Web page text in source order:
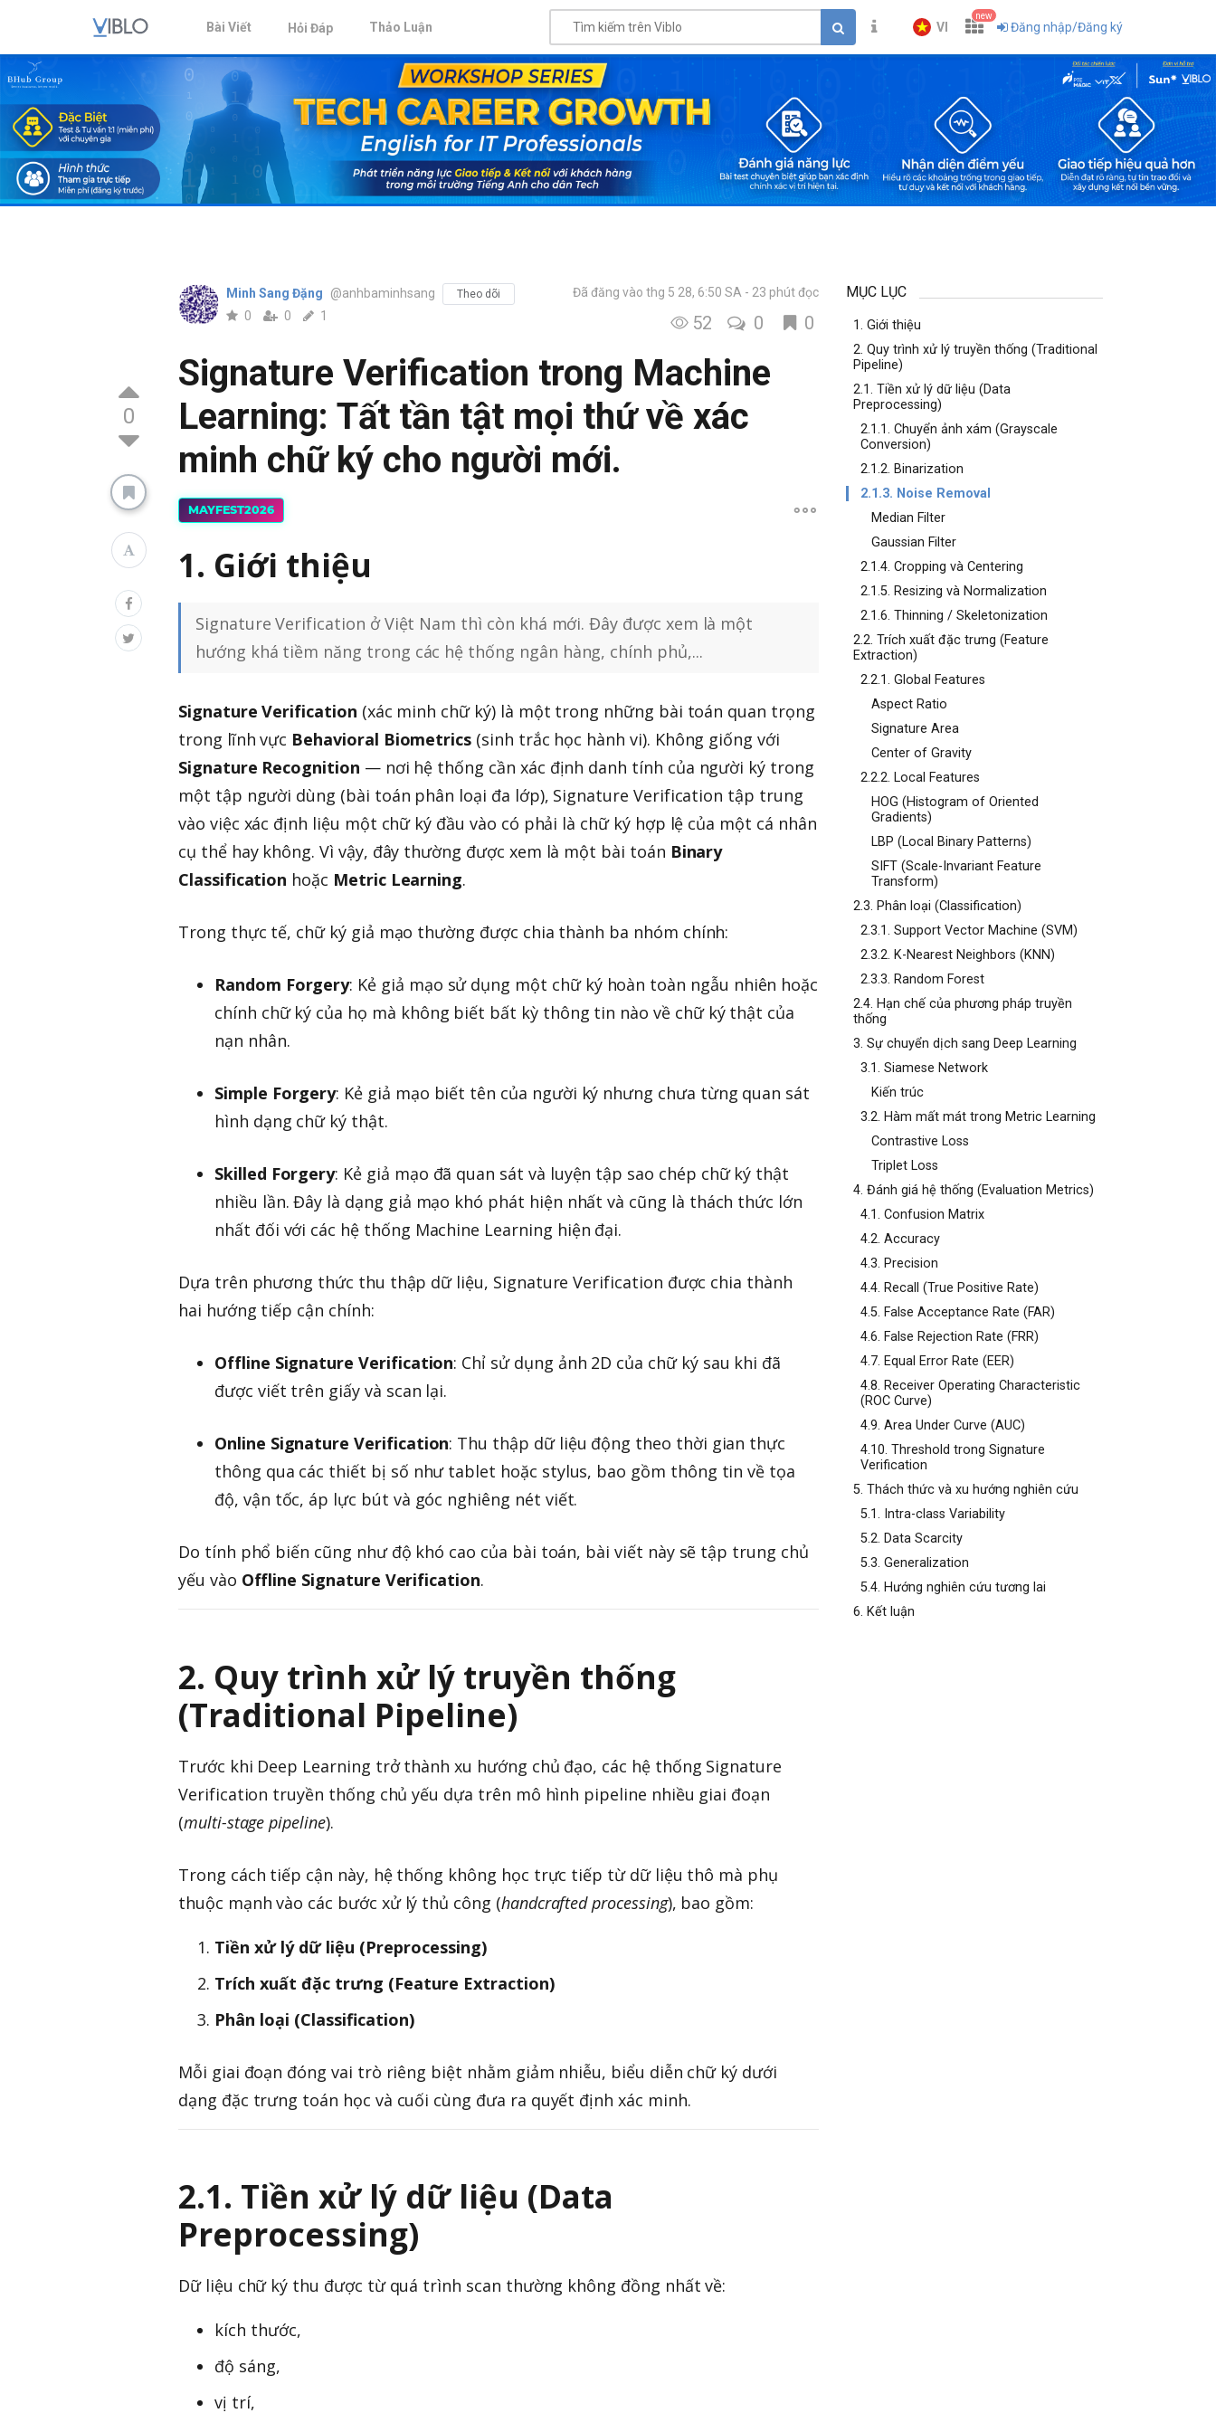
Bài Viết Hỏi Đáp Thảo Luận VI
new
Đăng nhập/Đăng ký
0
Minh Sang Đặng @anhbaminhsang Theo dõi
0 0 1
Đã đăng vào thg 5 28, 6:50 SA 23 phút đọc
52 0 0
Signature Verification trong Machine
Learning: Tất tần tật mọi thứ về xác
minh chữ ký cho người mới.
MAYFEST2026
1. Giới thiệu
Signature Verification ở Việt Nam thì còn khá mới. Đây được xem là một
hướng khá tiềm năng trong các hệ thống ngân hàng, chính phủ,...
Signature Verification (xác minh chữ ký) là một trong những bài toán quan trọng
trong lĩnh vực Behavioral Biometrics (sinh trắc học hành vi). Không giống với
Signature Recognition — nơi hệ thống cần xác định danh tính của người ký trong
một tập người dùng (bài toán phân loại đa lớp), Signature Verification tập trung
vào việc xác định liệu một chữ ký đầu vào có phải là chữ ký hợp lệ của một cá nhân
cụ thể hay không. Vì vậy, đây thường được xem là một bài toán Binary
Classification hoặc Metric Learning.
Trong thực tế, chữ ký giả mạo thường được chia thành ba nhóm chính:
Random Forgery: Kẻ giả mạo sử dụng một chữ ký hoàn toàn ngẫu nhiên hoặc
chính chữ ký của họ mà không biết bất kỳ thông tin nào về chữ ký thật của
nạn nhân.
Simple Forgery: Kẻ giả mạo biết tên của người ký nhưng chưa từng quan sát
hình dạng chữ ký thật.
Skilled Forgery: Kẻ giả mạo đã quan sát và luyện tập sao chép chữ ký thật
nhiều lần. Đây là dạng giả mạo khó phát hiện nhất và cũng là thách thức lớn
nhất đối với các hệ thống Machine Learning hiện đại.
Dựa trên phương thức thu thập dữ liệu, Signature Verification được chia thành
hai hướng tiếp cận chính:
Offline Signature Verification: Chỉ sử dụng ảnh 2D của chữ ký sau khi đã
được viết trên giấy và scan lại.
Online Signature Verification: Thu thập dữ liệu động theo thời gian thực
thông qua các thiết bị số như tablet hoặc stylus, bao gồm thông tin về tọa
độ, vận tốc, áp lực bút và góc nghiêng nét viết.
Do tính phổ biến cũng như độ khó cao của bài toán, bài viết này sẽ tập trung chủ
yếu vào Offline Signature Verification.
2. Quy trình xử lý truyền thống
(Traditional Pipeline)
Trước khi Deep Learning trở thành xu hướng chủ đạo, các hệ thống Signature
Verification truyền thống chủ yếu dựa trên mô hình pipeline nhiều giai đoạn
(multi-stage pipeline).
Trong cách tiếp cận này, hệ thống không học trực tiếp từ dữ liệu thô mà phụ
thuộc mạnh vào các bước xử lý thủ công (handcrafted processing), bao gồm:
Tiền xử lý dữ liệu (Preprocessing)
Trích xuất đặc trưng (Feature Extraction)
Phân loại (Classification)
Mỗi giai đoạn đóng vai trò riêng biệt nhằm giảm nhiễu, biểu diễn chữ ký dưới
dạng đặc trưng toán học và cuối cùng đưa ra quyết định xác minh.
2.1. Tiền xử lý dữ liệu (Data
Preprocessing)
Dữ liệu chữ ký thu được từ quá trình scan thường không đồng nhất về:
kích thước,
độ sáng,
vị trí,
MỤC LỤC
1. Giới thiệu
2. Quy trình xử lý truyền thống (Traditional
Pipeline)
2.1. Tiền xử lý dữ liệu (Data
Preprocessing)
2.1.1. Chuyển ảnh xám (Grayscale
Conversion)
2.1.2. Binarization
2.1.3. Noise Removal
Median Filter
Gaussian Filter
2.1.4. Cropping và Centering
2.1.5. Resizing và Normalization
2.1.6. Thinning / Skeletonization
2.2. Trích xuất đặc trưng (Feature
Extraction)
2.2.1. Global Features
Aspect Ratio
Signature Area
Center of Gravity
2.2.2. Local Features
HOG (Histogram of Oriented
Gradients)
LBP (Local Binary Patterns)
SIFT (Scale-Invariant Feature
Transform)
2.3. Phân loại (Classification)
2.3.1. Support Vector Machine (SVM)
2.3.2. K-Nearest Neighbors (KNN)
2.3.3. Random Forest
2.4. Hạn chế của phương pháp truyền
thống
3. Sự chuyển dịch sang Deep Learning
3.1. Siamese Network
Kiến trúc
3.2. Hàm mất mát trong Metric Learning
Contrastive Loss
Triplet Loss
4. Đánh giá hệ thống (Evaluation Metrics)
4.1. Confusion Matrix
4.2. Accuracy
4.3. Precision
4.4. Recall (True Positive Rate)
4.5. False Acceptance Rate (FAR)
4.6. False Rejection Rate (FRR)
4.7. Equal Error Rate (EER)
4.8. Receiver Operating Characteristic
(ROC Curve)
4.9. Area Under Curve (AUC)
4.10. Threshold trong Signature
Verification
5. Thách thức và xu hướng nghiên cứu
5.1. Intra-class Variability
5.2. Data Scarcity
5.3. Generalization
5.4. Hướng nghiên cứu tương lai
6. Kết luận